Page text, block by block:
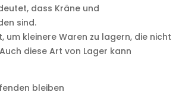
dass Kräne und
sind.
um kleinere Waren zu lagern, die nicht
diese Art von Lager kann
bleiben